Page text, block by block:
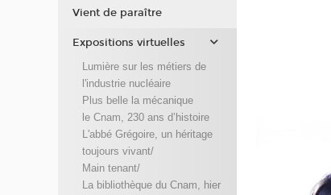
Vient de paraître
Expositions virtuelles
Lumière sur les métiers de
l'industrie nucléaire
Plus belle la mécanique
le Cnam, 230 ans d’histoire
L'abbé Grégoire, un héritage
toujours vivant/
Main tenant/
La bibliothèque du Cnam, hier